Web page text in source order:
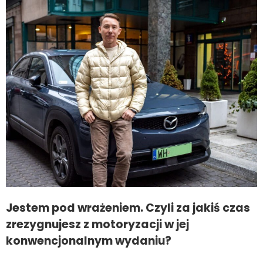
Jestem pod wrażeniem. Czyli za jakiś czas
zrezygnujesz z motoryzacji w jej
konwencjonalnym wydaniu?